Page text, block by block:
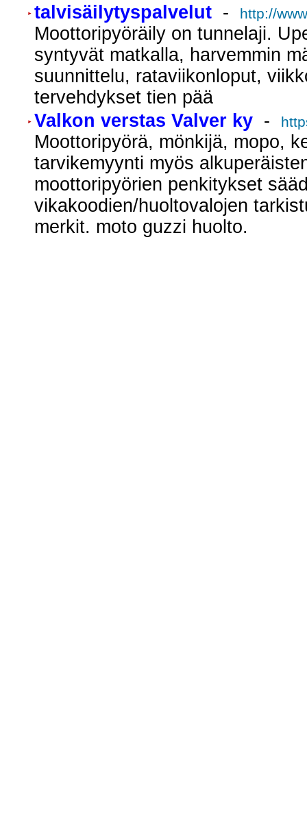
talvisäilytyspalvelut - http://
Moottoripyöräily on tunnelaji.
syntyvät matkalla, harvemmin
suunnittelu, rataviikonloput,
tervehdykset tien pää
Valkon verstas Valver ky -
Moottoripyörä, mönkijä, mopo,
tarvikemyynti myös
moottoripyörien penkitykset
vikakoodien/huoltovalojen
merkit. moto guzzi huolto.